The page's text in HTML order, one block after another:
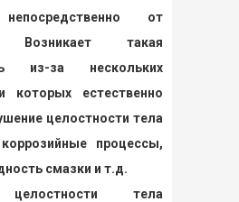
от
Возникает такая
из-за нескольких
которых естественно
целостности тела
процессы,
смазки и т.д.
целостности тела